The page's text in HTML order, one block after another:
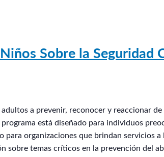
Sobre la Seguridad
a prevenir, reconocer y reaccionar
está diseñado para individuos
para organizaciones que brindan servicios a
sobre temas críticos en la prevención del